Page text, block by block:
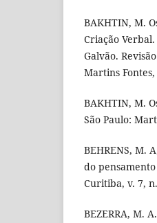
BAKHTIN, M.
Criação
Galvão.
Martins Fontes,
BAKHTIN, M.
São Paulo:
BEHRENS, M.
do
Curitiba, v. 7,
BEZERRA, M.